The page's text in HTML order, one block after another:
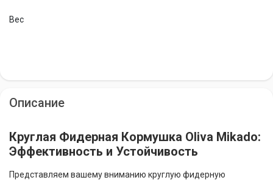
Вес
Описание
Круглая Фидерная Кормушка Oliva Mikado:
Эффективность и Устойчивость
Представляем вашему вниманию круглую фидерную